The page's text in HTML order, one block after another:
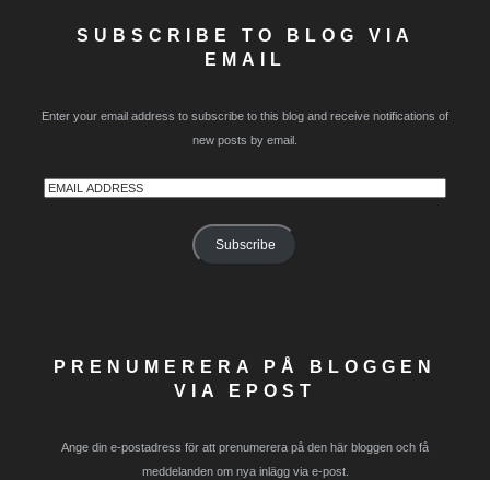
SUBSCRIBE TO BLOG VIA
EMAIL
Enter your email address to subscribe to this blog and receive notifications of
new posts by email.
Email
Subscribe
PRENUMERERA PÅ BLOGGEN
VIA EPOST
Ange din e-postadress för att prenumerera på den här bloggen och få
meddelanden om nya inlägg via e-post.